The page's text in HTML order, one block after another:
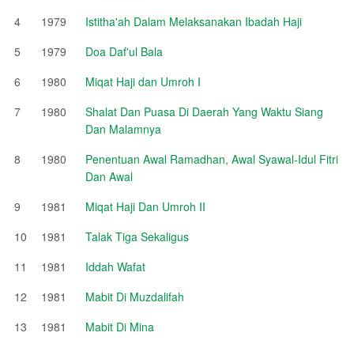
4
1979
Istitha'ah Dalam Melaksanakan Ibadah Haji
5
1979
Doa Daf'ul Bala
6
1980
Miqat Haji dan Umroh I
7
1980
Shalat Dan Puasa Di Daerah Yang Waktu Siang
Dan Malamnya
8
1980
Penentuan Awal Ramadhan, Awal Syawal-Idul Fitri
Dan Awal
9
1981
Miqat Haji Dan Umroh II
10
1981
Talak Tiga Sekaligus
11
1981
Iddah Wafat
12
1981
Mabit Di Muzdalifah
13
1981
Mabit Di Mina